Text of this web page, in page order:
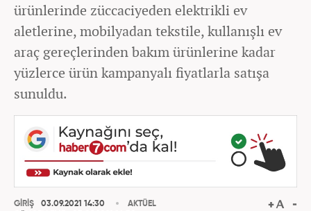
ürünlerinde züccaciyeden elektrikli ev
aletlerine, mobilyadan tekstile, kullanışlı ev
araç gereçlerinden bakım ürünlerine kadar
yüzlerce ürün kampanyalı fiyatlarla satışa
sunuldu.
GİRİŞ
03.09.2021 14:30
AKTÜEL